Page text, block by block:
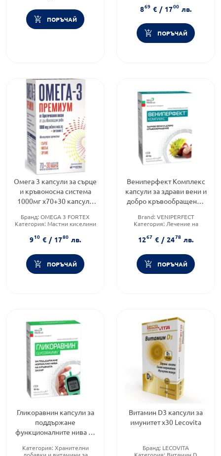
ПОРЪЧАЙ
синбиотици
Форма на продукта:капсули
869 € / 1700 лв.
ПОРЪЧАЙ
Омега 3 капсули за сърце
и кръвоносна система
1000мг х70+30 капсули
Бранд: OMEGA 3 FORTEX
Категория: Мастни киселини
910 € / 1780 лв.
ПОРЪЧАЙ
Вениперфект Комплекс
капсули за здрави вени и
добро кръвообращение
Brand: VENIPERFECT
Категория: Лечение на
Форма на продукта: капсули
1267 € / 2478 лв.
ПОРЪЧАЙ
Гликоравнин капсули за
поддържане
функционалните нива на
х30
Категория: Хранителни
добавки и витамини за
Витамин D3 капсули за
имунитет х30 Lecovita
Бранд: LECOVITA
Категория: Витамин D